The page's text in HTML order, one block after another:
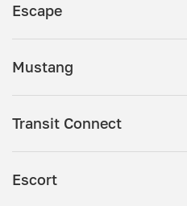
Escape
Mustang
Transit Connect
Escort